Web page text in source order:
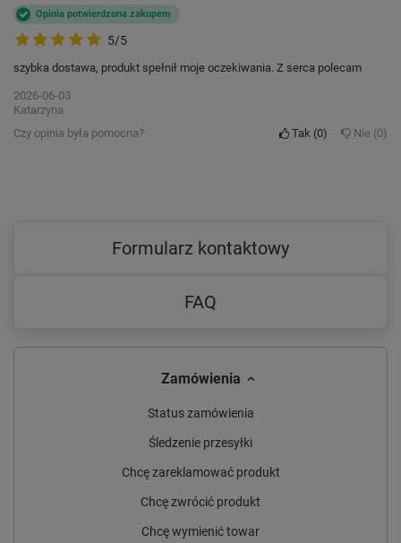
5/5
Opinia potwierdzona zakupem
szybka dostawa, produkt spełnił moje oczekiwania. Z serca polecam
2026-06-03
Katarzyna
Czy opinia była pomocna?
Tak 0 Nie 0
Formularz kontaktowy
FAQ
Zamówienia
Status zamówienia
Śledzenie przesyłki
Chcę zareklamować produkt
Chcę zwrócić produkt
Chcę wymienić towar